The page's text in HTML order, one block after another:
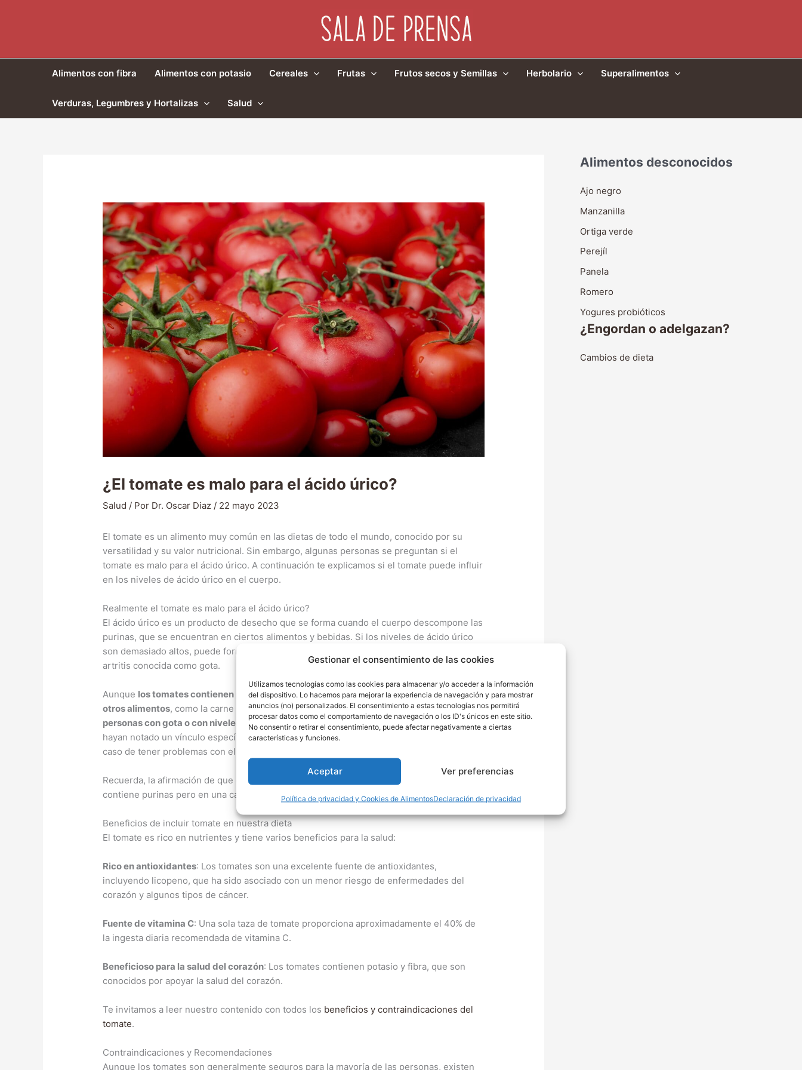
Gestionar el consentimiento de las cookies
Utilizamos tecnologías como las cookies para almacenar y/o acceder a la información
del dispositivo. Lo hacemos para mejorar la experiencia de navegación y para mostrar
anuncios (no) personalizados. El consentimiento a estas tecnologías nos permitirá
procesar datos como el comportamiento de navegación o los ID's únicos en este sitio.
No consentir o retirar el consentimiento, puede afectar negativamente a ciertas
características y funciones.
Aceptar Ver preferencias
Política de privacidad y Cookies de AlimentosDeclaración de privacidad
Alimentos con fibra Alimentos con potasio Cereales Frutas Frutos secos y Semillas Herbolario Superalimentos
Verduras, Legumbres y Hortalizas Salud
¿El tomate es malo para el ácido úrico?
Salud / Por Dr. Oscar Diaz / 22 mayo 2023
El tomate es un alimento muy común en las dietas de todo el mundo, conocido por su
versatilidad y su valor nutricional. Sin embargo, algunas personas se preguntan si el
tomate es malo para el ácido úrico. A continuación te explicamos si el tomate puede influir
en los niveles de ácido úrico en el cuerpo.
Realmente el tomate es malo para el ácido úrico?
El ácido úrico es un producto de desecho que se forma cuando el cuerpo descompone las
purinas, que se encuentran en ciertos alimentos y bebidas. Si los niveles de ácido úrico
son demasiado altos, puede formarse cristales en las articulaciones y causar un tipo de
artritis conocida como gota.
Aunque los tomates contienen purinas, la cantidad esbastante baja en comparación con
otros alimentos, como la carne roja y el marisco. En general,no es necesario que las
personas con gota o con niveles altos de ácido úrico eviten los tomates, a menos que
hayan notado un vínculo específico entre el consumo de tomates y los brotes de gota. En
caso de tener problemas con el ácido úrico, lo mejor es consultar con tu médico.
Recuerda, la afirmación de que el tomate es malo para el ácido úrico no es cierta,
contiene purinas pero en una cantidad bastante baja.
Beneficios de incluir tomate en nuestra dieta
El tomate es rico en nutrientes y tiene varios beneficios para la salud:
Rico en antioxidantes: Los tomates son una excelente fuente de antioxidantes,
incluyendo licopeno, que ha sido asociado con un menor riesgo de enfermedades del
corazón y algunos tipos de cáncer.
Fuente de vitamina C: Una sola taza de tomate proporciona aproximadamente el 40% de
la ingesta diaria recomendada de vitamina C.
Beneficioso para la salud del corazón: Los tomates contienen potasio y fibra, que son
conocidos por apoyar la salud del corazón.
Te invitamos a leer nuestro contenido con todos los beneficios y contraindicaciones del
tomate.
Contraindicaciones y Recomendaciones
Aunque los tomates son generalmente seguros para la mayoría de las personas, existen
Alimentos desconocidos
Ajo negro
Manzanilla
Ortiga verde
Perejíl
Panela
Romero
Yogures probióticos
¿Engordan o adelgazan?
Cambios de dieta